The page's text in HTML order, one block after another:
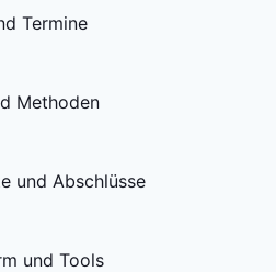
Termine
Methoden
und Abschlüsse
und Tools